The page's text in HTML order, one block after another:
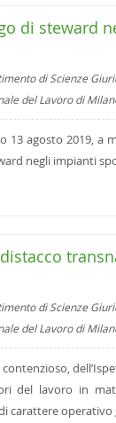
di steward
di Scienze
del Lavoro di
13 agosto 2019, a
negli impianti
di Scienze
del Lavoro di
del lavoro in
carattere operativo